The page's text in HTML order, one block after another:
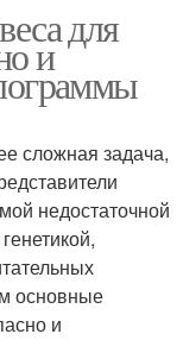
для
и
сложная задача,
недостаточной
основные
и